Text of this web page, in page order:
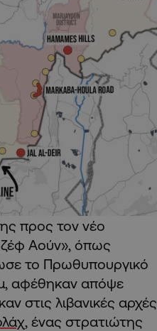
προς τον νέο
Αούν», όπως
το Πρωθυπουργικό
αφέθηκαν απόψε
στις λιβανικές αρχές
, ένας στρατιώτης